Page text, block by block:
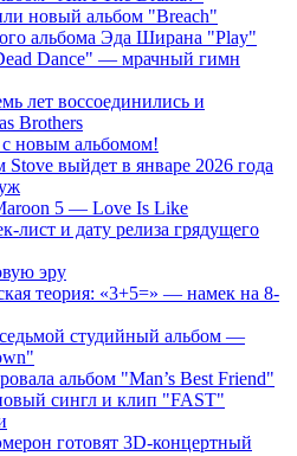
новый альбом "Breach"
альбома Эда Ширана "Play"
Dance" — мрачный гимн
лет воссоединились и
Brothers
новым альбомом!
выйдет в январе 2026 года
5 — Love Is Like
лист и дату релиза грядущего
эру
теория: «3+5=» — намек на 8-
седьмой студийный альбом —
альбом "Man’s Best Friend"
сингл и клип "FAST"
готовят 3D-концертный